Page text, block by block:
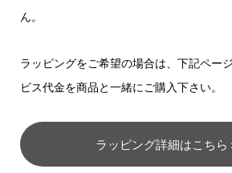
ん。
ラッピングをご希望の場合は、下記ペー
ビス代金を商品と一緒にご購入下さい。
ラッピング詳細はこちら